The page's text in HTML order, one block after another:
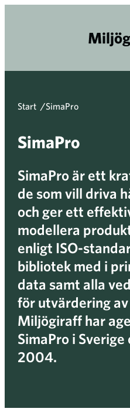
Start /SimaPro
SimaPro
SimaPro är ett
de som vill driva
och ger ett
modellera
enligt ISO-
bibliotek med i
data samt alla
för utvärdering
Miljögiraff har
SimaPro i
2004.